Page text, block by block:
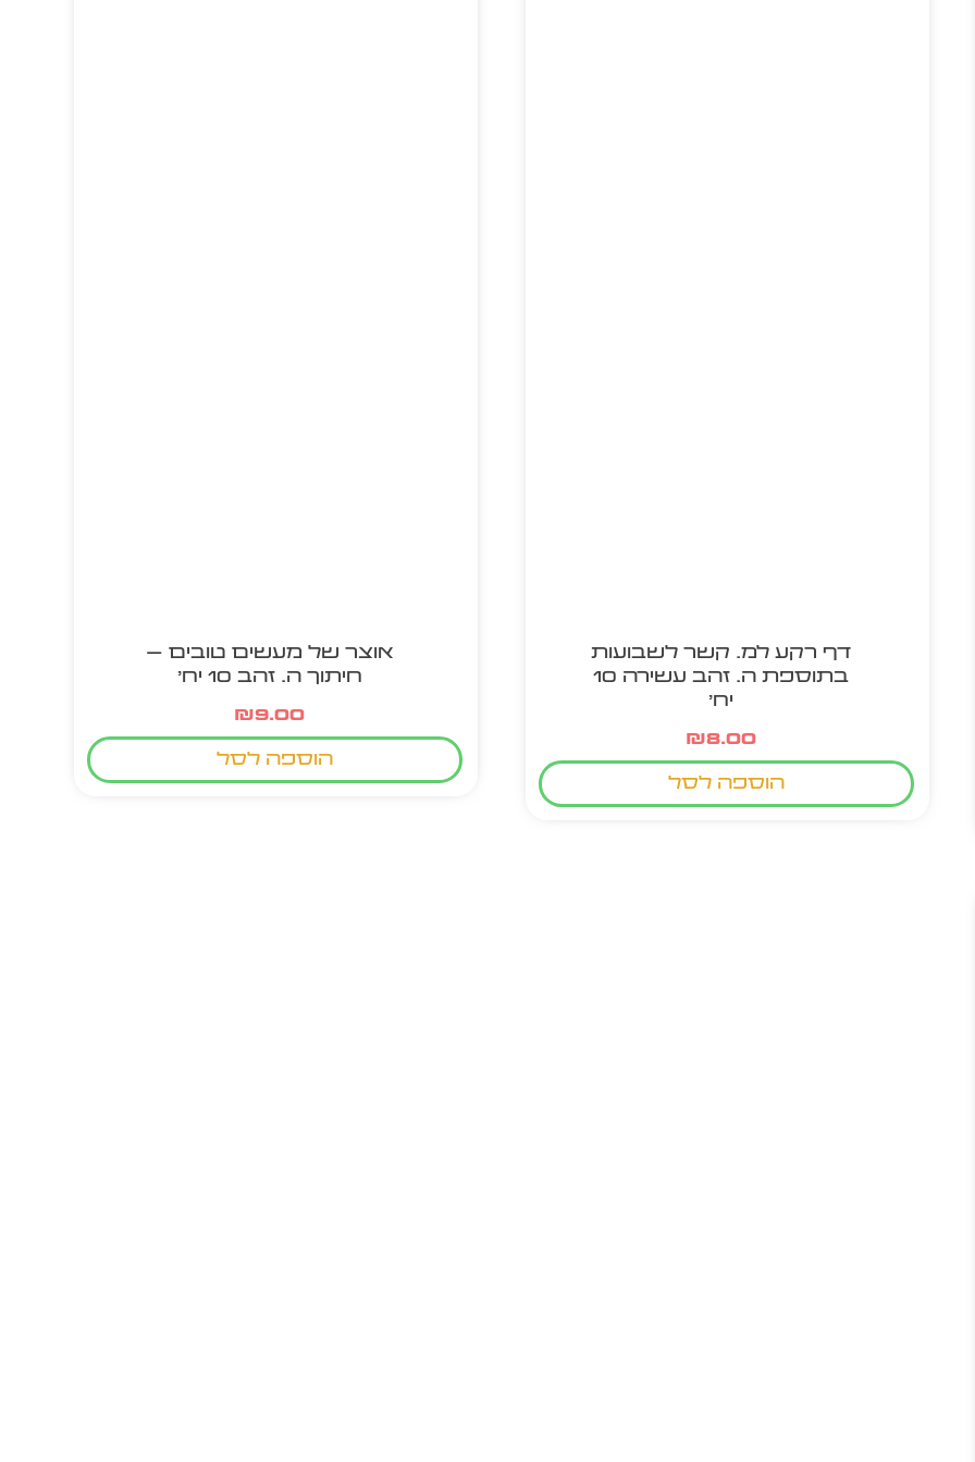
דף רקע למ. קשר לשבועות
בתוספת ה. זהב עשירה 10
יח'
₪8.00
הוספה לסל
אוצר של מעשים טובים –
חיתוך ה. זהב 10 יח'
₪9.00
הוספה לסל